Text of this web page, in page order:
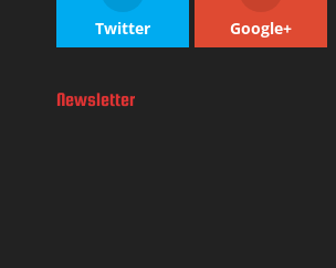
Twitter Google+
Newsletter